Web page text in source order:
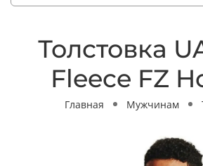
Толстовка
Fleece FZ
Главная Мужчинам